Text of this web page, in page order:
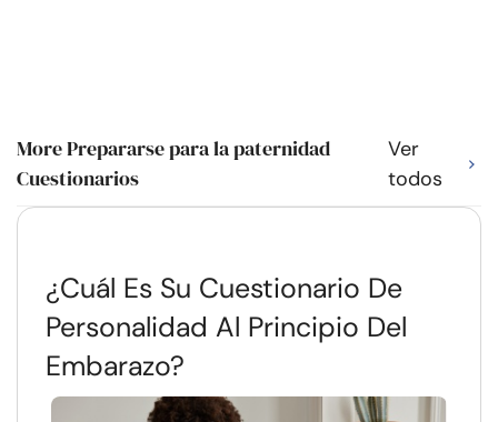
More Prepararse para la paternidad
Cuestionarios
Ver
todos
¿Cuál Es Su Cuestionario De
Personalidad Al Principio Del
Embarazo?